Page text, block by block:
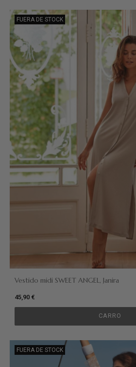
FUERA DE STOCK
Vestido midi SWEET ANGEL, Janira
45,90 €
CARRO
FUERA DE STOCK